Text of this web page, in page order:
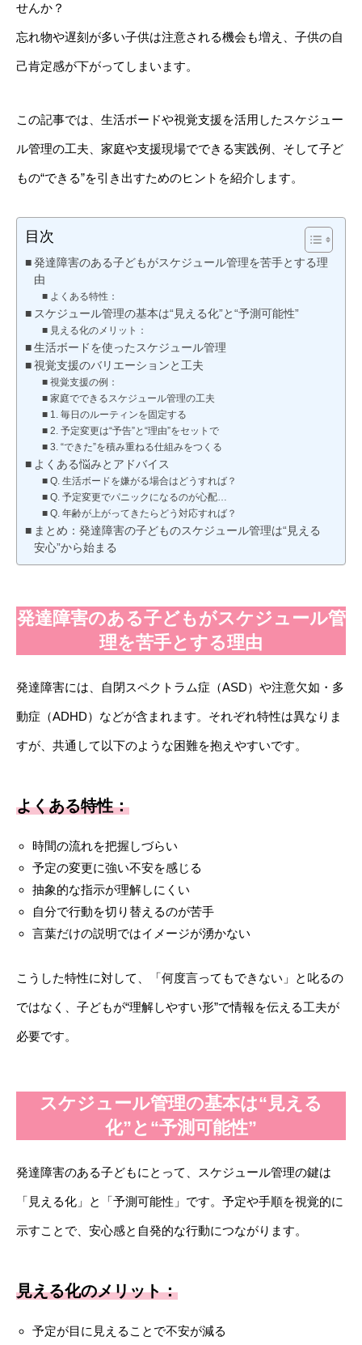
せんか？
忘れ物や遅刻が多い子供は注意される機会も増え、子供の自
己肯定感が下がってしまいます。
この記事では、生活ボードや視覚支援を活用したスケジュー
ル管理の工夫、家庭や支援現場でできる実践例、そして子ど
もの“できる”を引き出すためのヒントを紹介します。
目次
発達障害のある子どもがスケジュール管理を苦手とする理
由
よくある特性：
スケジュール管理の基本は“見える化”と“予測可能性”
見える化のメリット：
生活ボードを使ったスケジュール管理
視覚支援のバリエーションと工夫
視覚支援の例：
家庭でできるスケジュール管理の工夫
1. 毎日のルーティンを固定する
2. 予定変更は“予告”と“理由”をセットで
3. “できた”を積み重ねる仕組みをつくる
よくある悩みとアドバイス
Q. 生活ボードを嫌がる場合はどうすれば？
Q. 予定変更でパニックになるのが心配…
Q. 年齢が上がってきたらどう対応すれば？
まとめ：発達障害の子どものスケジュール管理は“見える
安心”から始まる
発達障害のある子どもがスケジュール管
理を苦手とする理由
発達障害には、自閉スペクトラム症（ASD）や注意欠如・多
動症（ADHD）などが含まれます。それぞれ特性は異なりま
すが、共通して以下のような困難を抱えやすいです。
よくある特性：
時間の流れを把握しづらい
予定の変更に強い不安を感じる
抽象的な指示が理解しにくい
自分で行動を切り替えるのが苦手
言葉だけの説明ではイメージが湧かない
こうした特性に対して、「何度言ってもできない」と叱るの
ではなく、子どもが“理解しやすい形”で情報を伝える工夫が
必要です。
スケジュール管理の基本は“見える
化”と“予測可能性”
発達障害のある子どもにとって、スケジュール管理の鍵は
「見える化」と「予測可能性」です。予定や手順を視覚的に
示すことで、安心感と自発的な行動につながります。
見える化のメリット：
予定が目に見えることで不安が減る